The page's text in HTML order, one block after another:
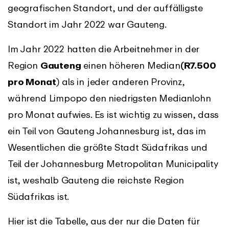
geografischen Standort, und der auffälligste
Standort im Jahr 2022 war Gauteng.
Im Jahr 2022 hatten die Arbeitnehmer in der
Region Gauteng einen höheren Median(R7.500
pro Monat) als in jeder anderen Provinz,
während Limpopo den niedrigsten Medianlohn
pro Monat aufwies. Es ist wichtig zu wissen, dass
ein Teil von Gauteng Johannesburg ist, das im
Wesentlichen die größte Stadt Südafrikas und
Teil der Johannesburg Metropolitan Municipality
ist, weshalb Gauteng die reichste Region
Südafrikas ist.
Hier ist die Tabelle, aus der nur die Daten für